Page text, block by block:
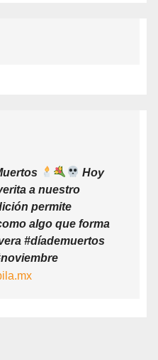
Hoy
a nuestro
permite
algo que forma
#díademuertos